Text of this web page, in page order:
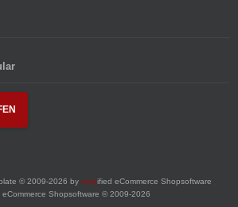
© 2009-2026 by modified eCommerce Shopsoftware
eCommerce Shopsoftware © 2009-2026